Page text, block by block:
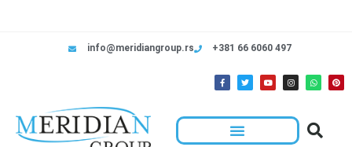
info@meridiangroup.rs +381 66 6060 497